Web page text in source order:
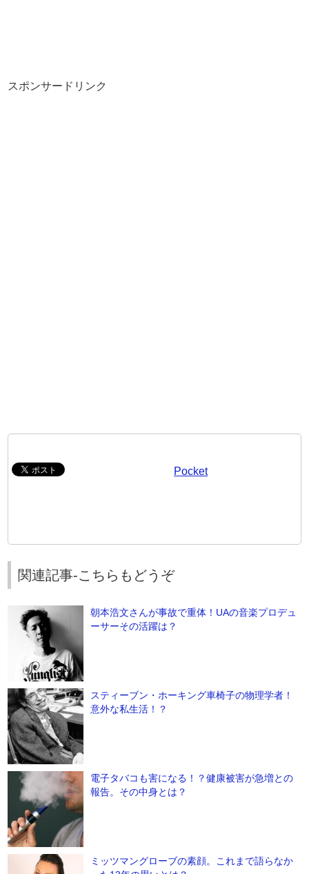
スポンサードリンク
Pocket
関連記事-こちらもどうぞ
朝本浩文さんが事故で重体！UAの音楽プロデュ
ーサーその活躍は？
スティーブン・ホーキング車椅子の物理学者！
意外な私生活！？
電子タバコも害になる！？健康被害が急増との
報告。その中身とは？
ミッツマングローブの素顔。これまで語らなか